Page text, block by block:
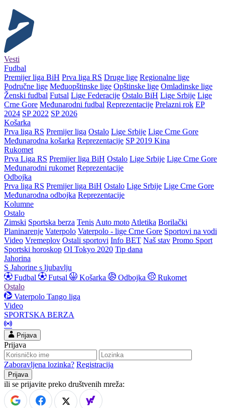
Vesti
Fudbal
Premijer liga BiH Prva liga RS Druge lige Regionalne lige
Područne lige Međuopštinske lige Opštinske lige Omladinske lige
Ženski fudbal Futsal Lige Federacije Ostalo BiH Lige Srbije Lige
Crne Gore Međunarodni fudbal Reprezentacije Prelazni rok EP
2024 SP 2022 SP 2026
Košarka
Prva liga RS Premijer liga Ostalo Lige Srbije Lige Crne Gore
Međunarodna košarka Reprezentacije SP 2019 Kina
Rukomet
Prva Liga RS Premijer liga BiH Ostalo Lige Srbije Lige Crne Gore
Međunarodni rukomet Reprezentacije
Odbojka
Prva liga RS Premijer liga BiH Ostalo Lige Srbije Lige Crne Gore
Međunarodna odbojka Reprezentacije
Kolumne
Ostalo
Zimski Sportska berza Tenis Auto moto Atletika Borilački
Planinarenje Vaterpolo Vaterpolo - lige Crne Gore Sportovi na vodi
Video Vremeplov Ostali sportovi Info BET Naš stav Promo Sport
Sportski horoskop OI Tokyo 2020 Tip dana
Jahorina
S Jahorine s ljubavlju
Fudbal
Futsal Košarka Odbojka
Rukomet
Ostalo
Vaterpolo Tango liga
Video
SPORTSKA BERZA
Prijava
Prijava
Zaboravljena lozinka? Registracija
ili se prijavite preko društvenih mreža: